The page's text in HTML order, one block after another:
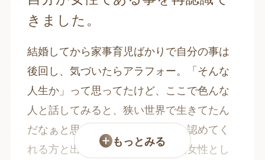
きました。
結婚してから家事育児ばかりで自分の事は
後回し、気づいたらアラフォー。「そんな
人生か」って思ってたけど、ここで色んな
人と話してみると、狭い世界で生きてたん
だなぁと思いました。今では私を認めてく
れる方と出会えました。もう一度女性とし
もっとみる